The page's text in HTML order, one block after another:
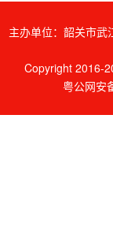
主办单位：韶关市
Copyright 2016-
粤公网安